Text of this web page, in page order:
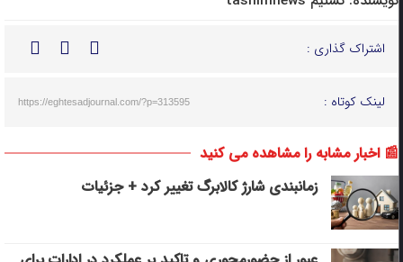
اشتراک گذاری :
لینک کوتاه : https://eghtesadjournal.com/?p=313595
📰 اخبار مشابه را مشاهده می کنید
زمانبندی شارژ کالابرگ تغییر کرد + جزئیات